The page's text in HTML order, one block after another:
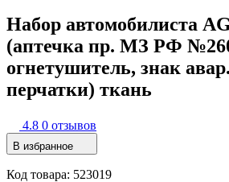
Набор автомобилиста
(аптечка пр. МЗ РФ
огнетушитель, знак
перчатки) ткань
4.8 0 отзывов
В избранное
Код товара: 523019